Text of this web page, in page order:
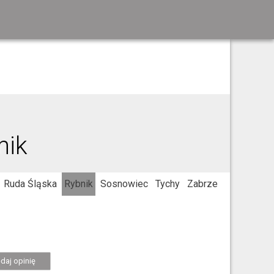
Ruda Śląska Rybnik Sosnowiec Tychy Zabrze
opinię